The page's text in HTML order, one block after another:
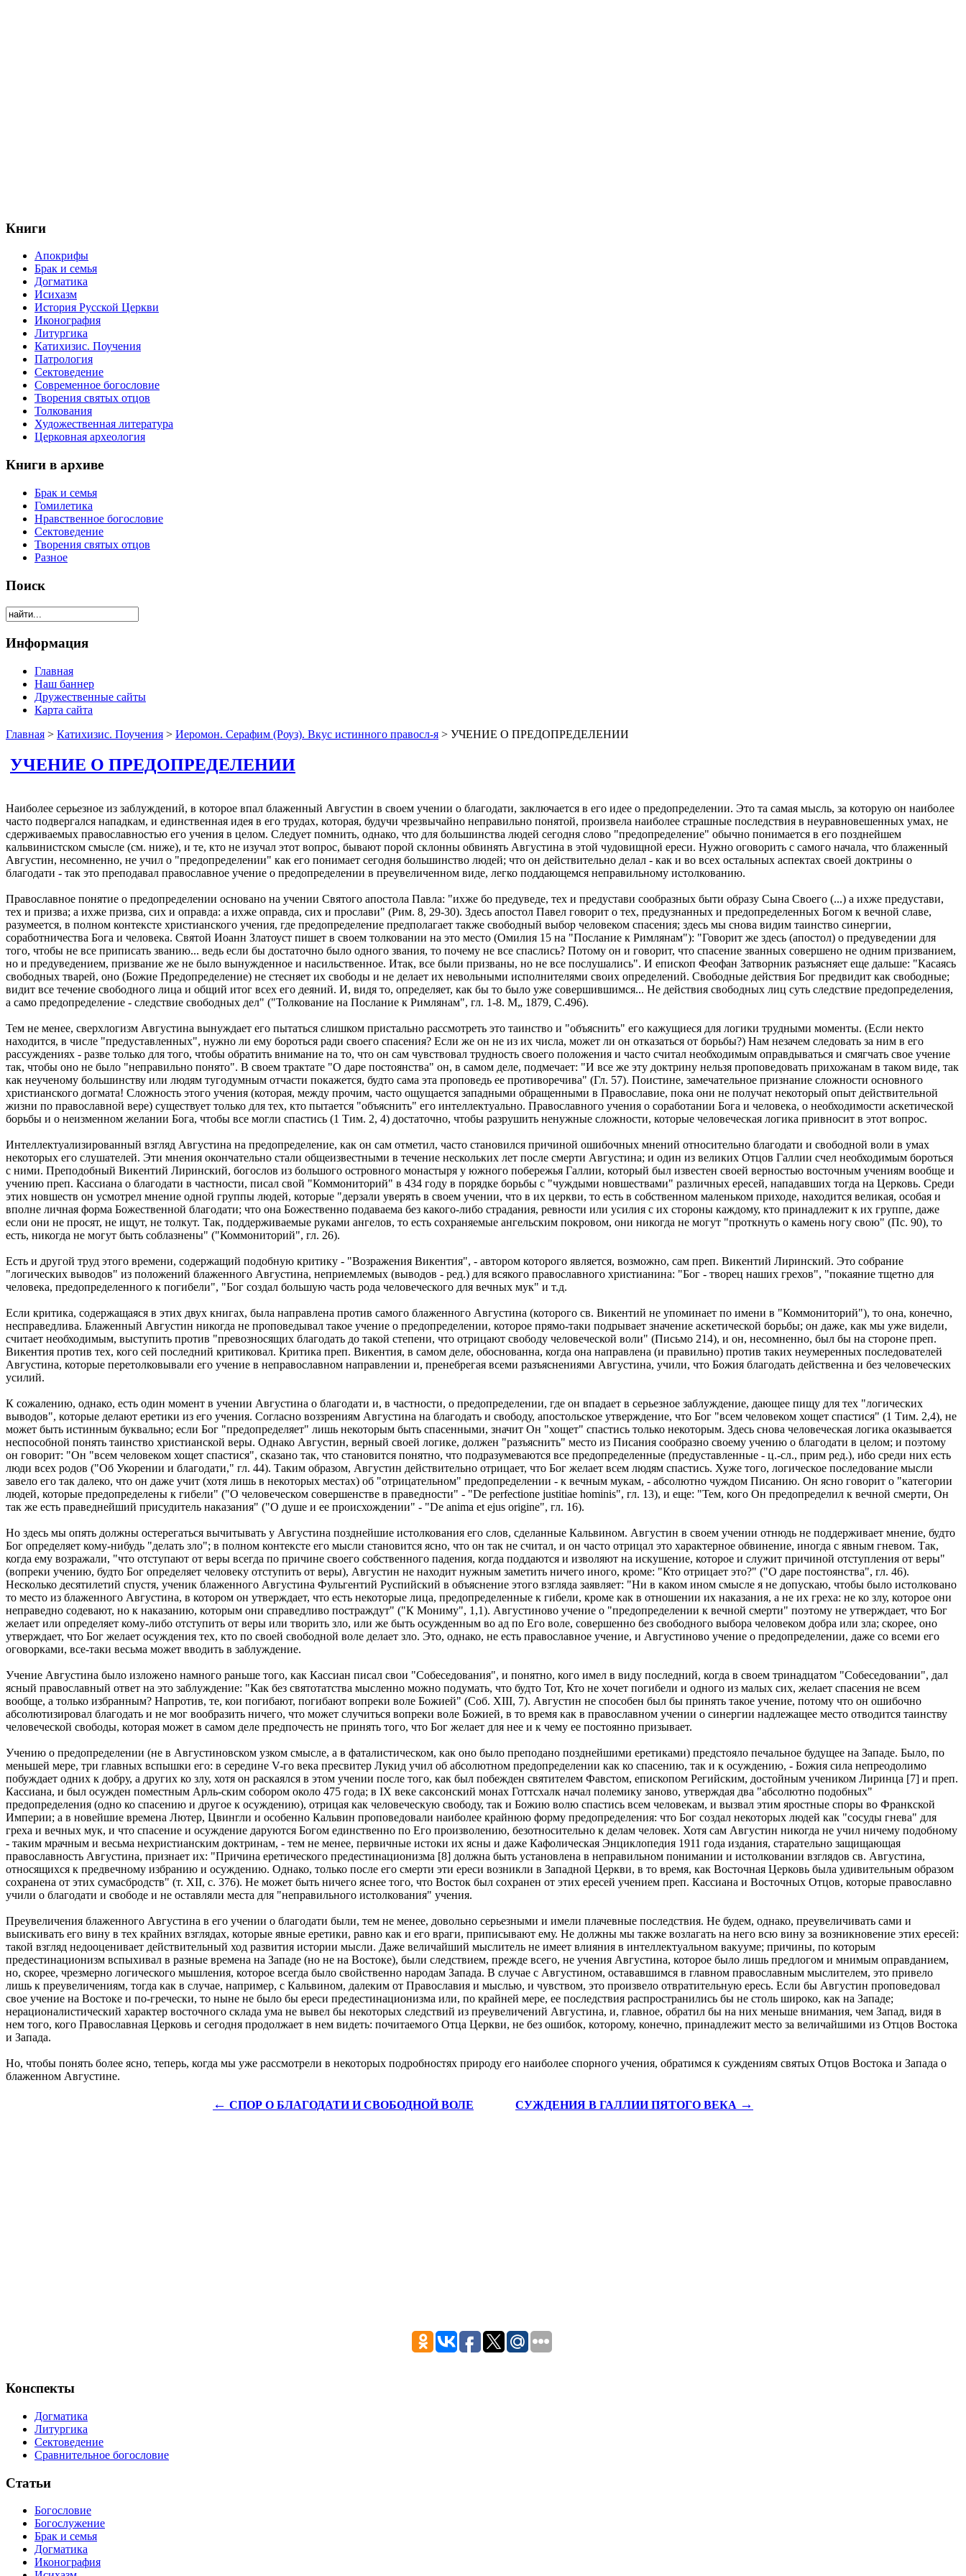
Книги
Апокрифы
Брак и семья
Догматика
Исихазм
История Русской Церкви
Иконография
Литургика
Катихизис. Поучения
Патрология
Сектоведение
Современное богословие
Творения святых отцов
Толкования
Художественная литература
Церковная археология
Книги в архиве
Брак и семья
Гомилетика
Нравственное богословие
Сектоведение
Творения святых отцов
Разное
Поиск
Информация
Главная
Наш баннер
Дружественные сайты
Карта сайта
Главная > Катихизис. Поучения > Иеромон. Серафим (Роуз). Вкус истинного правосл-я > УЧЕНИЕ О ПРЕДОПРЕДЕЛЕНИИ
УЧЕНИЕ О ПРЕДОПРЕДЕЛЕНИИ
Наиболее серьезное из заблуждений, в которое впал блаженный Августин в своем учении о благодати, заключается в его идее о предопределении. Это та самая мысль, за которую он наиболее
часто подвергался нападкам, и единственная идея в его трудах, которая, будучи чрезвычайно неправильно понятой, произвела наиболее страшные последствия в неуравновешенных умах, не
сдерживаемых православностью его учения в целом. Следует помнить, однако, что для большинства людей сегодня слово "предопределение" обычно понимается в его позднейшем
кальвинистском смысле (см. ниже), и те, кто не изучал этот вопрос, бывают порой склонны обвинять Августина в этой чудовищной ереси. Нужно оговорить с самого начала, что блаженный
Августин, несомненно, не учил о "предопределении" как его понимает сегодня большинство людей; что он действительно делал - как и во всех остальных аспектах своей доктрины о
благодати - так это преподавал православное учение о предопределении в преувеличенном виде, легко поддающемся неправильному истолкованию.
Православное понятие о предопределении основано на учении Святого апостола Павла: "ихже бо предуведе, тех и предустави сообразных быти образу Сына Своего (...) а ихже предустави,
тех и призва; а ихже призва, сих и оправда: а ихже оправда, сих и прослави" (Рим. 8, 29-30). Здесь апостол Павел говорит о тех, предузнанных и предопределенных Богом к вечной славе,
разумеется, в полном контексте христианского учения, где предопределение предполагает также свободный выбор человеком спасения; здесь мы снова видим таинство синергии,
соработничества Бога и человека. Святой Иоанн Златоуст пишет в своем толковании на это место (Омилия 15 на "Послание к Римлянам"): "Говорит же здесь (апостол) о предуведении для
того, чтобы не все приписать званию... ведь если бы достаточно было одного звания, то почему не все спаслись? Потому он и говорит, что спасение званных совершено не одним призванием,
но и предуведением, призвание же не было вынужденное и насильственное. Итак, все были призваны, но не все послушались". И епископ Феофан Затворник разъясняет еще дальше: "Касаясь
свободных тварей, оно (Божие Предопределение) не стесняет их свободы и не делает их невольными исполнителями своих определений. Свободные действия Бог предвидит как свободные;
видит все течение свободного лица и общий итог всех его деяний. И, видя то, определяет, как бы то было уже совершившимся... Не действия свободных лиц суть следствие предопределения,
а само предопределение - следствие свободных дел" ("Толкование на Послание к Римлянам", гл. 1-8. М„ 1879, С.496).
Тем не менее, сверхлогизм Августина вынуждает его пытаться слишком пристально рассмотреть это таинство и "объяснить" его кажущиеся для логики трудными моменты. (Если некто
находится, в числе "предуставленных", нужно ли ему бороться ради своего спасения? Если же он не из их числа, может ли он отказаться от борьбы?) Нам незачем следовать за ним в его
рассуждениях - разве только для того, чтобы обратить внимание на то, что он сам чувствовал трудность своего положения и часто считал необходимым оправдываться и смягчать свое учение
так, чтобы оно не было "неправильно понято". В своем трактате "О даре постоянства" он, в самом деле, подмечает: "И все же эту доктрину нельзя проповедовать прихожанам в таком виде, так
как неученому большинству или людям тугодумным отчасти покажется, будто сама эта проповедь ее противоречива" (Гл. 57). Поистине, замечательное признание сложности основного
христианского догмата! Сложность этого учения (которая, между прочим, часто ощущается западными обращенными в Православие, пока они не получат некоторый опыт действительной
жизни по православной вере) существует только для тех, кто пытается "объяснить" его интеллектуально. Православного учения о соработании Бога и человека, о необходимости аскетической
борьбы и о неизменном желании Бога, чтобы все могли спастись (1 Тим. 2, 4) достаточно, чтобы разрушить ненужные сложности, которые человеческая логика привносит в этот вопрос.
Интеллектуализированный взгляд Августина на предопределение, как он сам отметил, часто становился причиной ошибочных мнений относительно благодати и свободной воли в умах
некоторых его слушателей. Эти мнения окончательно стали общеизвестными в течение нескольких лет после смерти Августина; и один из великих Отцов Галлии счел необходимым бороться
с ними. Преподобный Викентий Лиринский, богослов из большого островного монастыря у южного побережья Галлии, который был известен своей верностью восточным учениям вообще и
учению преп. Кассиана о благодати в частности, писал свой "Коммониторий" в 434 году в порядке борьбы с "чуждыми новшествами" различных ересей, нападавших тогда на Церковь. Среди
этих новшеств он усмотрел мнение одной группы людей, которые "дерзали уверять в своем учении, что в их церкви, то есть в собственном маленьком приходе, находится великая, особая и
вполне личная форма Божественной благодати; что она Божественно подаваема без какого-либо страдания, ревности или усилия с их стороны каждому, кто принадлежит к их группе, даже
если они не просят, не ищут, не толкут. Так, поддерживаемые руками ангелов, то есть сохраняемые ангельским покровом, они никогда не могут "проткнуть о камень ногу свою" (Пс. 90), то
есть, никогда не могут быть соблазнены" ("Коммониторий", гл. 26).
Есть и другой труд этого времени, содержащий подобную критику - "Возражения Викентия", - автором которого является, возможно, сам преп. Викентий Лиринский. Это собрание
"логических выводов" из положений блаженного Августина, неприемлемых (выводов - ред.) для всякого православного христианина: "Бог - творец наших грехов", "покаяние тщетно для
человека, предопределенного к погибели", "Бог создал большую часть рода человеческого для вечных мук" и т.д.
Если критика, содержащаяся в этих двух книгах, была направлена против самого блаженного Августина (которого св. Викентий не упоминает по имени в "Коммониторий"), то она, конечно,
несправедлива. Блаженный Августин никогда не проповедывал такое учение о предопределении, которое прямо-таки подрывает значение аскетической борьбы; он даже, как мы уже видели,
считает необходимым, выступить против "превозносящих благодать до такой степени, что отрицают свободу человеческой воли" (Письмо 214), и он, несомненно, был бы на стороне преп.
Викентия против тех, кого сей последний критиковал. Критика преп. Викентия, в самом деле, обоснованна, когда она направлена (и правильно) против таких неумеренных последователей
Августина, которые перетолковывали его учение в неправославном направлении и, пренебрегая всеми разъяснениями Августина, учили, что Божия благодать действенна и без человеческих
усилий.
К сожалению, однако, есть один момент в учении Августина о благодати и, в частности, о предопределении, где он впадает в серьезное заблуждение, дающее пищу для тех "логических
выводов", которые делают еретики из его учения. Согласно воззрениям Августина на благодать и свободу, апостольское утверждение, что Бог "всем человеком хощет спастися" (1 Тим. 2,4), не
может быть истинным буквально; если Бог "предопределяет" лишь некоторым быть спасенными, значит Он "хощет" спастись только некоторым. Здесь снова человеческая логика оказывается
неспособной понять таинство христианской веры. Однако Августин, верный своей логике, должен "разъяснить" место из Писания сообразно своему учению о благодати в целом; и поэтому
он говорит: "Он "всем человеком хощет спастися", сказано так, что становится понятно, что подразумеваются все предопределенные (предуставленные - ц.-сл., прим ред.), ибо среди них есть
люди всех родов ("Об Укорении и благодати," гл. 44). Таким образом, Августин действительно отрицает, что Бог желает всем людям спастись. Хуже того, логическое последование мысли
завело его так далеко, что он даже учит (хотя лишь в некоторых местах) об "отрицательном" предопределении - к вечным мукам, - абсолютно чуждом Писанию. Он ясно говорит о "категории
людей, которые предопределены к гибели" ("О человеческом совершенстве в праведности" - "De perfectione justitiae hominis", гл. 13), и еще: "Тем, кого Он предопределил к вечной смерти, Он
так же есть праведнейший присудитель наказания" ("О душе и ее происхождении" - "De anima et ejus origine", гл. 16).
Но здесь мы опять должны остерегаться вычитывать у Августина позднейшие истолкования его слов, сделанные Кальвином. Августин в своем учении отнюдь не поддерживает мнение, будто
Бог определяет кому-нибудь "делать зло"; в полном контексте его мысли становится ясно, что он так не считал, и он часто отрицал это характерное обвинение, иногда с явным гневом. Так,
когда ему возражали, "что отступают от веры всегда по причине своего собственного падения, когда поддаются и изволяют на искушение, которое и служит причиной отступления от веры"
(вопреки учению, будто Бог определяет человеку отступить от веры), Августин не находит нужным заметить ничего иного, кроме: "Кто отрицает это?" ("О даре постоянства", гл. 46).
Несколько десятилетий спустя, ученик блаженного Августина Фульгентий Руспийский в объяснение этого взгляда заявляет: "Ни в каком ином смысле я не допускаю, чтобы было истолковано
то место из блаженного Августина, в котором он утверждает, что есть некоторые лица, предопределенные к гибели, кроме как в отношении их наказания, а не их греха: не ко злу, которое они
неправедно содевают, но к наказанию, которым они справедливо постраждут" ("К Мониму", 1,1). Августиново учение о "предопределении к вечной смерти" поэтому не утверждает, что Бог
желает или определяет кому-либо отступить от веры или творить зло, или же быть осужденным во ад по Его воле, совершенно без свободного выбора человеком добра или зла; скорее, оно
утверждает, что Бог желает осуждения тех, кто по своей свободной воле делает зло. Это, однако, не есть православное учение, и Августиново учение о предопределении, даже со всеми его
оговорками, все-таки весьма может вводить в заблуждение.
Учение Августина было изложено намного раньше того, как Кассиан писал свои "Собеседования", и понятно, кого имел в виду последний, когда в своем тринадцатом "Собеседовании", дал
ясный православный ответ на это заблуждение: "Как без святотатства мысленно можно подумать, что будто Тот, Кто не хочет погибели и одного из малых сих, желает спасения не всем
вообще, а только избранным? Напротив, те, кои погибают, погибают вопреки воле Божией" (Соб. XIII, 7). Августин не способен был бы принять такое учение, потому что он ошибочно
абсолютизировал благодать и не мог вообразить ничего, что может случиться вопреки воле Божией, в то время как в православном учении о синергии надлежащее место отводится таинству
человеческой свободы, которая может в самом деле предпочесть не принять того, что Бог желает для нее и к чему ее постоянно призывает.
Учению о предопределении (не в Августиновском узком смысле, а в фаталистическом, как оно было преподано позднейшими еретиками) предстояло печальное будущее на Западе. Было, по
меньшей мере, три главных вспышки его: в середине V-го века пресвитер Лукид учил об абсолютном предопределении как ко спасению, так и к осуждению, - Божия сила непреодолимо
побуждает одних к добру, а других ко злу, хотя он раскаялся в этом учении после того, как был побежден святителем Фавстом, епископом Регийским, достойным учеником Лиринца [7] и преп.
Кассиана, и был осужден поместным Арль-ским собором около 475 года; в IX веке саксонский монах Готтсхалк начал полемику заново, утверждая два "абсолютно подобных"
предопределения (одно ко спасению и другое к осуждению), отрицая как человеческую свободу, так и Божию волю спастись всем человекам, и вызвал этим яростные споры во Франкской
Империи; а в новейшие времена Лютер, Цвингли и особенно Кальвин проповедовали наиболее крайнюю форму предопределения: что Бог создал некоторых людей как "сосуды гнева" для
греха и вечных мук, и что спасение и осуждение даруются Богом единственно по Его произволению, безотносительно к делам человек. Хотя сам Августин никогда не учил ничему подобному
- таким мрачным и весьма нехристианским доктринам, - тем не менее, первичные истоки их ясны и даже Кафолическая Энциклопедия 1911 года издания, старательно защищающая
православность Августина, признает их: "Причина еретического предестинационизма [8] должна быть установлена в неправильном понимании и истолковании взглядов св. Августина,
относящихся к предвечному избранию и осуждению. Однако, только после его смерти эти ереси возникли в Западной Церкви, в то время, как Восточная Церковь была удивительным образом
сохранена от этих сумасбродств" (т. XII, с. 376). Не может быть ничего яснее того, что Восток был сохранен от этих ересей учением преп. Кассиана и Восточных Отцов, которые православно
учили о благодати и свободе и не оставляли места для "неправильного истолкования" учения.
Преувеличения блаженного Августина в его учении о благодати были, тем не менее, довольно серьезными и имели плачевные последствия. Не будем, однако, преувеличивать сами и
выискивать его вину в тех крайних взглядах, которые явные еретики, равно как и его враги, приписывают ему. Не должны мы также возлагать на него всю вину за возникновение этих ересей:
такой взгляд недооценивает действительный ход развития истории мысли. Даже величайший мыслитель не имеет влияния в интеллектуальном вакууме; причины, по которым
предестинационизм вспыхивал в разные времена на Западе (но не на Востоке), были следствием, прежде всего, не учения Августина, которое было лишь предлогом и мнимым оправданием,
но, скорее, чрезмерно логического мышления, которое всегда было свойственно народам Запада. В случае с Августином, остававшимся в главном православным мыслителем, это привело
лишь к преувеличениям, тогда как в случае, например, с Кальвином, далеким от Православия и мыслью, и чувством, это произвело отвратительную ересь. Если бы Августин проповедовал
свое учение на Востоке и по-гречески, то ныне не было бы ереси предестинационизма или, по крайней мере, ее последствия распространились бы не столь широко, как на Западе;
нерационалистический характер восточного склада ума не вывел бы некоторых следствий из преувеличений Августина, и, главное, обратил бы на них меньше внимания, чем Запад, видя в
нем того, кого Православная Церковь и сегодня продолжает в нем видеть: почитаемого Отца Церкви, не без ошибок, которому, конечно, принадлежит место за величайшими из Отцов Востока
и Запада.
Но, чтобы понять более ясно, теперь, когда мы уже рассмотрели в некоторых подробностях природу его наиболее спорного учения, обратимся к суждениям святых Отцов Востока и Запада о
блаженном Августине.
← СПОР О БЛАГОДАТИ И СВОБОДНОЙ ВОЛЕ СУЖДЕНИЯ В ГАЛЛИИ ПЯТОГО ВЕКА →
Конспекты
Догматика
Литургика
Сектоведение
Сравнительное богословие
Статьи
Богословие
Богослужение
Брак и семья
Догматика
Иконография